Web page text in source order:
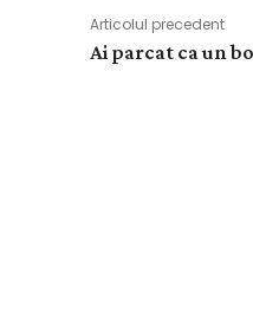
Articolul precedent
Ai parcat ca un